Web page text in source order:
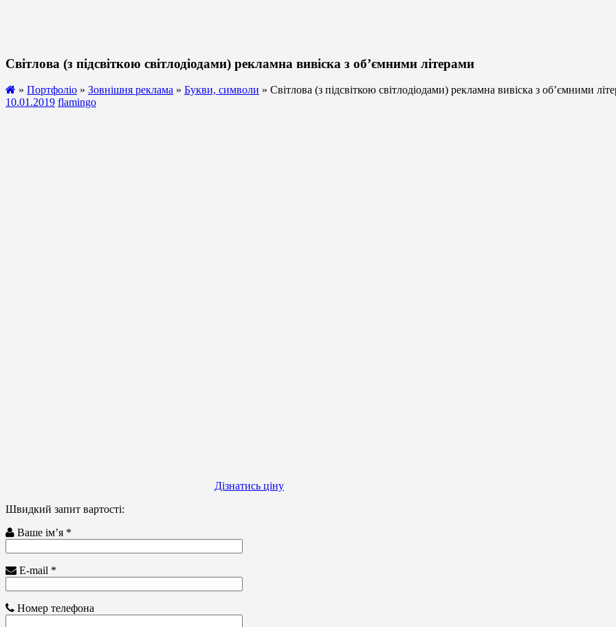
Світлова (з підсвіткою світлодіодами) рекламна вивіска з об’ємними літерами
» Портфоліо » Зовнішня реклама » Букви, символи » Світлова (з підсвіткою світлодіодами) рекламна вивіска з об’ємними
10.01.2019 flamingo
Дізнатись ціну
Швидкий запит вартості:
Ваше ім’я *
E-mail *
Номер телефона